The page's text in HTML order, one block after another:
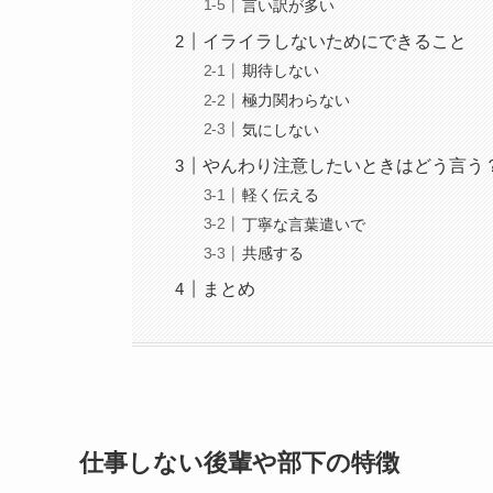
言い訳が多い
イライラしないためにできること
期待しない
極力関わらない
気にしない
やんわり注意したいときはどう言う
軽く伝える
丁寧な言葉遣いで
共感する
まとめ
仕事しない後輩や部下の特徴